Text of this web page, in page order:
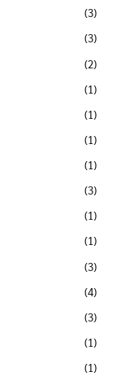
(3)
(3)
(2)
(1)
(1)
(1)
(1)
(3)
(1)
(1)
(3)
(4)
(3)
(1)
(1)